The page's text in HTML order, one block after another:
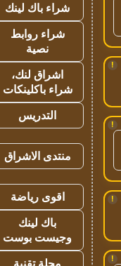
!
!
!
!
شراء باك لينك
شراء روابط
نصية
اشراق لنك،
شراء باكلينكات
التدريس
منتدى الاشراق
اقوى رياضة
باك لينك
وجيست بوست
مجلة تقنية